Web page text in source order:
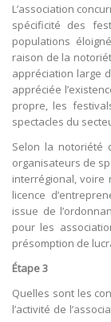
L’association
spécificité des
populations
raison de la
appréciation large
appréciée
propre, les
spectacles du
Selon la notoriété
organisateurs de
interrégional, voire
licence
issue de
pour les
présomption de
Étape 3
Quelles sont les
l’activité de